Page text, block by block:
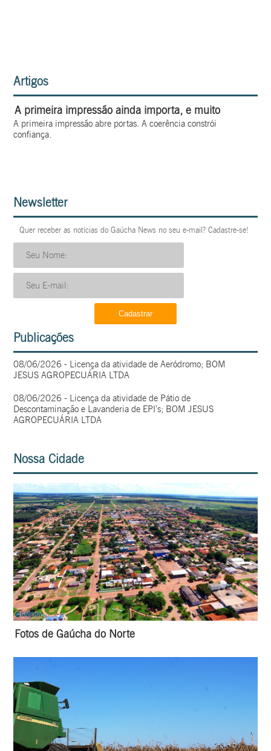
Artigos
A primeira impressão ainda importa, e muito
A primeira impressão abre portas. A coerência constrói
confiança.
Newsletter
Quer receber as notícias do Gaúcha News no seu e-mail? Cadastre-se!
Publicações
08/06/2026 - Licença da atividade de Aeródromo; BOM
JESUS AGROPECUÁRIA LTDA
08/06/2026 - Licença da atividade de Pátio de
Descontaminação e Lavanderia de EPI’s; BOM JESUS
AGROPECUÁRIA LTDA
Nossa Cidade
Fotos de Gaúcha do Norte